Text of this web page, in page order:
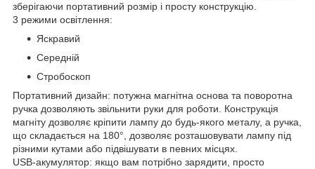
зберігаючи портативний розмір і просту конструкцію.
3 режими освітлення:
Яскравий
Середній
Стробоскоп
Портативний дизайн: потужна магнітна основа та поворотна
ручка дозволяють звільнити руки для роботи. Конструкція
магніту дозволяє кріпити лампу до будь-якого металу, а ручка,
що складається на 180°, дозволяє розташовувати лампу під
різними кутами або підвішувати в певних місцях.
USB-акумулятор: якщо вам потрібно зарядити, просто